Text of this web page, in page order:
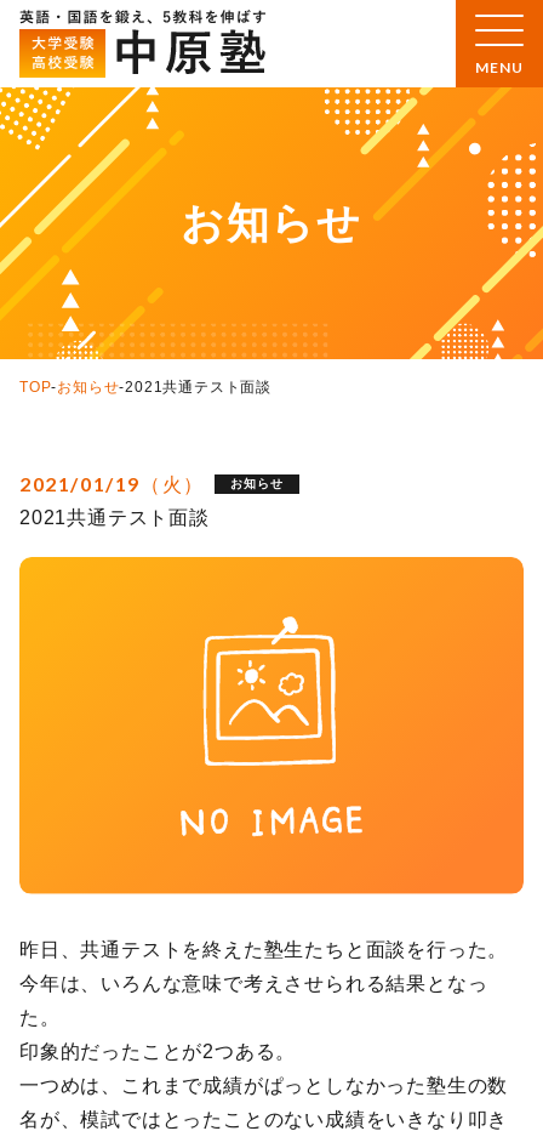
お知らせ
TOP-お知らせ-2021共通テスト面談
2021/01/19（火） お知らせ
2021共通テスト面談
昨日、共通テストを終えた塾生たちと面談を行った。
今年は、いろんな意味で考えさせられる結果となっ
た。
印象的だったことが2つある。
一つめは、これまで成績がぱっとしなかった塾生の数
名が、模試ではとったことのない成績をいきなり叩き